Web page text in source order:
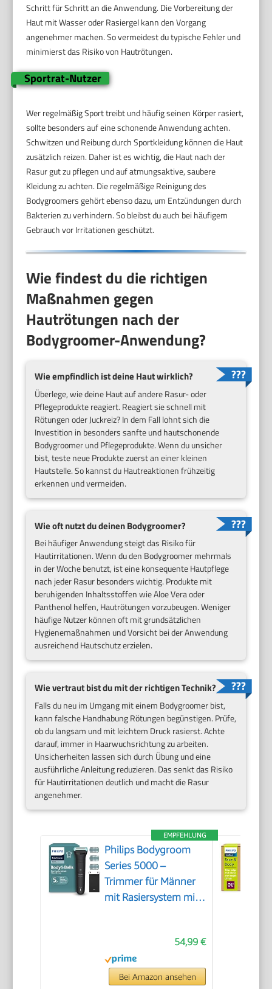
Schritt für Schritt an die Anwendung. Die Vorbereitung der
Haut mit Wasser oder Rasiergel kann den Vorgang
angenehmer machen. So vermeidest du typische Fehler und
minimierst das Risiko von Hautrötungen.
Sportrat-Nutzer
Wer regelmäßig Sport treibt und häufig seinen Körper rasiert,
sollte besonders auf eine schonende Anwendung achten.
Schwitzen und Reibung durch Sportkleidung können die Haut
zusätzlich reizen. Daher ist es wichtig, die Haut nach der
Rasur gut zu pflegen und auf atmungsaktive, saubere
Kleidung zu achten. Die regelmäßige Reinigung des
Bodygroomers gehört ebenso dazu, um Entzündungen durch
Bakterien zu verhindern. So bleibst du auch bei häufigem
Gebrauch vor Irritationen geschützt.
Wie findest du die richtigen
Maßnahmen gegen
Hautrötungen nach der
Bodygroomer-Anwendung?
Wie empfindlich ist deine Haut wirklich?
Überlege, wie deine Haut auf andere Rasur- oder
Pflegeprodukte reagiert. Reagiert sie schnell mit
Rötungen oder Juckreiz? In dem Fall lohnt sich die
Investition in besonders sanfte und hautschonende
Bodygroomer und Pflegeprodukte. Wenn du unsicher
bist, teste neue Produkte zuerst an einer kleinen
Hautstelle. So kannst du Hautreaktionen frühzeitig
erkennen und vermeiden.
Wie oft nutzt du deinen Bodygroomer?
Bei häufiger Anwendung steigt das Risiko für
Hautirritationen. Wenn du den Bodygroomer mehrmals
in der Woche benutzt, ist eine konsequente Hautpflege
nach jeder Rasur besonders wichtig. Produkte mit
beruhigenden Inhaltsstoffen wie Aloe Vera oder
Panthenol helfen, Hautrötungen vorzubeugen. Weniger
häufige Nutzer können oft mit grundsätzlichen
Hygienemaßnahmen und Vorsicht bei der Anwendung
ausreichend Hautschutz erzielen.
Wie vertraut bist du mit der richtigen Technik?
Falls du neu im Umgang mit einem Bodygroomer bist,
kann falsche Handhabung Rötungen begünstigen. Prüfe,
ob du langsam und mit leichtem Druck rasierst. Achte
darauf, immer in Haarwuchsrichtung zu arbeiten.
Unsicherheiten lassen sich durch Übung und eine
ausführliche Anleitung reduzieren. Das senkt das Risiko
für Hautirritationen deutlich und macht die Rasur
angenehmer.
EMPFEHLUNG
Philips Bodygroom
Series 5000 –
Trimmer für Männer
mit Rasiersystem mit
Intimbereich, 100%
duschfest, 100 Min.
Laufzeit, Modell
54,99 €
Bei Amazon ansehen